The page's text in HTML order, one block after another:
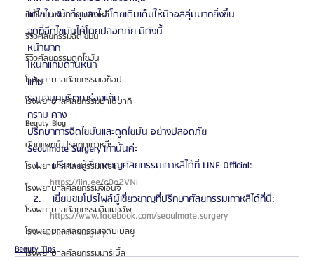
ที่ปรึกษาศัลยกรรมเกาหลี
รีวิวศัลยกรรมฉีดไขมัน
รีวิวศัลยกรรมดูดไขมัน
โรงพยาบาลศัลยกรรมเอท็อป
โรงพยาบาลศัลยกรรมบาโนบากิ
Beauty Blog
ศัลยแพทย์ ประเทศเกาหลี
โรงพยาบาลศัลยกรรมเฟรช
โรงพยาบาลศัลยกรรมจีเอ็นจี
โรงพยาบาลศัลยกรรมอิมเมจอัพ
โรงพยาบาลศัลยกรรมเจดับเบิลยู
โรงพยาบาลศัลยกรรมมาร์เบิ้ล
แก้ไขใบหน้าที่ยุบลงไป โดยเติมเต็มให้มีวอลลุ่มมากยิ่งขึ้น
จุดที่ฉีดไขมันได้โดยปลอดภัย มีดังนี้
หน้าผาก
โหนกแก้มด้านหน้า
แก้ม
รอบจมูกบริเวณร่องแก้ม
กราม คาง
ปรึกษาการฉีดไขมันและดูดไขมัน อย่างปลอดภัย
Seoulmate Surgery เท่านั้นค่ะ
ปรึกษาผู้เชี่ยวชาญศัลยกรรมเกาหลีได้ที่ LINE Official:
https://lin.ee/c0o2VNi
เยี่ยมชมโปรไฟล์ผู้เชี่ยวชาญที่ปรึกษาศัลยกรรมเกาหลีได้ที่นี่:
https://www.facebook.com/seoulmate.surgery
#ViewPlasticSurgery
Beauty Tips